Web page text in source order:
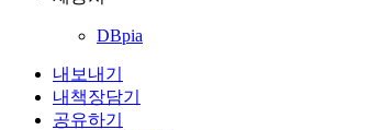
DBpia
내보내기
내책장담기
공유하기